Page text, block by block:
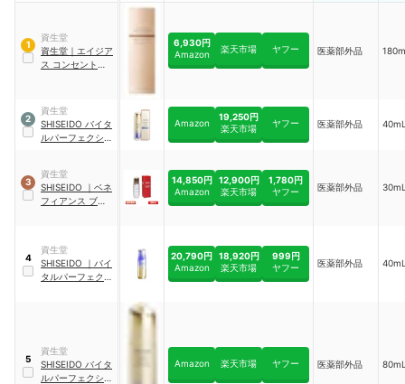
1
資生堂
資生堂 ｜ エイジア
ス コンセントレー
6,930円
Amazon
楽天市場 ヤフー 医薬部外品
2
資生堂
SHISEIDO バイタ
ルパーフェクショ
セラム
Amazon
19,250円
楽天市場
ヤフー 医薬部外品
3
資生堂
SHISEIDO
｜ ベネ
フィアンス ブライ
14,850円
Amazon
12,900円
楽天市場
1,780円
ヤフー
医薬部外品
4
資生堂
SHISEIDO
｜ バイ
タルパーフェクシ
20,790円
Amazon
18,920円
楽天市場
999円
ヤフー
医薬部外品
5
資生堂
SHISEIDO バイタ
ルパーフェクショ
Amazon 楽天市場 ヤフー 医薬部外品